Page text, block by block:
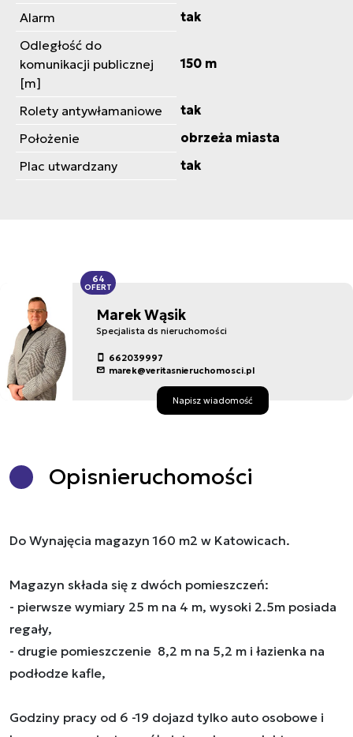
Alarm
tak
Odległość do
komunikacji publicznej
[m]
150 m
Rolety antywłamaniowe
tak
Położenie
obrzeża miasta
Plac utwardzany
tak
Marek Wąsik
Specjalista ds nieruchomości
662039997
marek@veritasnieruchomosci.pl
Napisz wiadomość
64
OFERT
Opisnieruchomości
Do Wynajęcia magazyn 160 m2 w Katowicach.
Magazyn składa się z dwóch pomieszczeń:
- pierwsze wymiary 25 m na 4 m, wysoki 2.5m posiada
regały,
- drugie pomieszczenie 8,2 m na 5,2 m i łazienka na
podłodze kafle,
Godziny pracy od 6 -19 dojazd tylko auto osobowe i